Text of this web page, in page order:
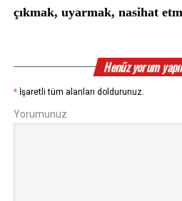
çıkmak, uyarmak, nasihat
Henüz yorum
* İşaretli tüm alanları doldurunuz.
Yorumunuz